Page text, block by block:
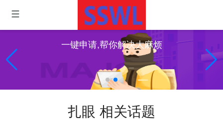
一键申请,帮你解决大麻烦
扎眼 相关话题